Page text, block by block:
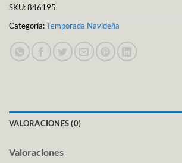
SKU:846195
Categoría:Temporada Navideña
VALORACIONES (0)
Valoraciones